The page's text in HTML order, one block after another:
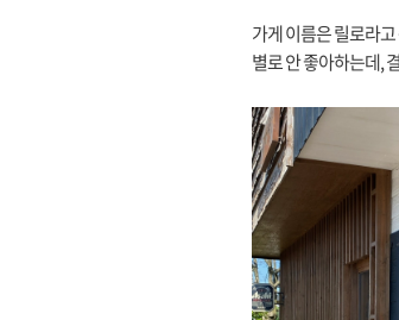
가게 이름은 릴로라
별로 안 좋아하는데,